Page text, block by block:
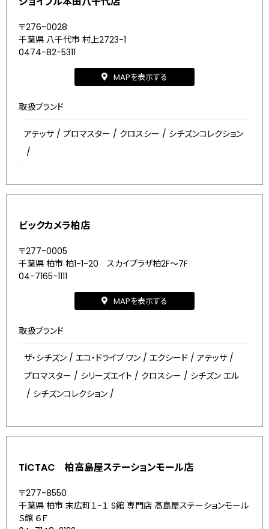
〒276-0028
千葉県 八千代市 村上2723-1
0474-82-5311
MAPを表示する
取扱ブランド
アテッサ / プロマスター / クロスシー / シチズンコレクション
/
ビックカメラ柏店
〒277-0005
千葉県 柏市 柏1-1-20 スカイプラザ柏2F～7F
04-7165-1111
MAPを表示する
取扱ブランド
ザ・シチズン / エコ・ドライブ ワン / エクシード / アテッサ /
プロマスター / シリーズエイト / クロスシー / シチズン エル
/ シチズンコレクション /
TiCTAC 柏高島屋ステーションモール店
〒277-8550
千葉県 柏市 末広町１−１ S館 専門店 髙島屋ステーションモール
Ｓ館 ６Ｆ